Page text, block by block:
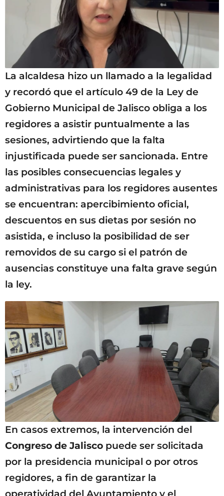
La alcaldesa hizo un llamado a la legalidad
y recordó que el artículo 49 de la Ley de
Gobierno Municipal de Jalisco obliga a los
regidores a asistir puntualmente a las
sesiones, advirtiendo que la falta
injustificada puede ser sancionada. Entre
las posibles consecuencias legales y
administrativas para los regidores ausentes
se encuentran: apercibimiento oficial,
descuentos en sus dietas por sesión no
asistida, e incluso la posibilidad de ser
removidos de su cargo si el patrón de
ausencias constituye una falta grave según
la ley.
En casos extremos, la intervención del
Congreso de Jalisco puede ser solicitada
por la presidencia municipal o por otros
regidores, a fin de garantizar la
operatividad del Ayuntamiento y el